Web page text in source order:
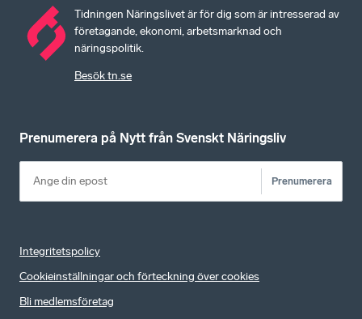
Tidningen Näringslivet är för dig som är intresserad av
företagande, ekonomi, arbetsmarknad och
näringspolitik.
Besök tn.se
Prenumerera på Nytt från Svenskt Näringsliv
Prenumerera
Integritetspolicy
Cookieinställningar och förteckning över cookies
Bli medlemsföretag